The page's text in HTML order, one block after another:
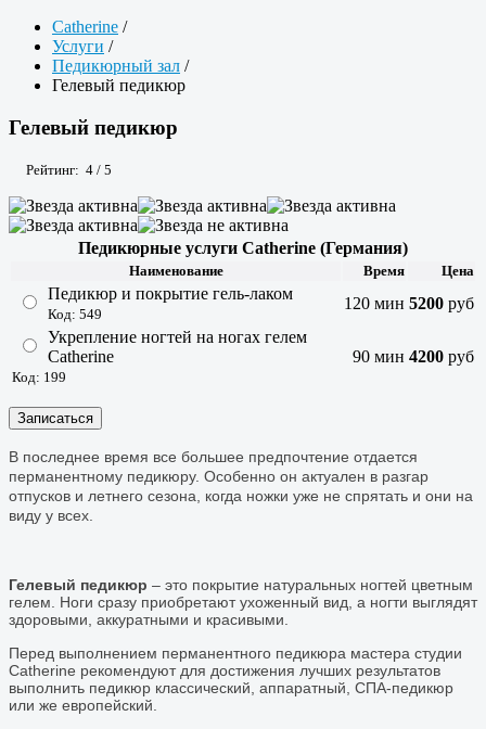
Catherine /
Услуги /
Педикюрный зал /
Гелевый педикюр
Гелевый педикюр
Рейтинг: 4 / 5
Педикюрные услуги Catherine (Германия)
Наименование Время Цена
Педикюр и покрытие гель-лаком
Код: 549
120 мин 5200 руб
Укрепление ногтей на ногах гелем
Catherine
Код: 199
90 мин 4200 руб
Записаться
В последнее время все большее предпочтение отдается
перманентному педикюру. Особенно он актуален в разгар
отпусков и летнего сезона, когда ножки уже не спрятать и они на
виду у всех.
Гелевый педикюр – это покрытие натуральных ногтей цветным
гелем. Ноги сразу приобретают ухоженный вид, а ногти выглядят
здоровыми, аккуратными и красивыми.
Перед выполнением перманентного педикюра мастера студии
Catherine рекомендуют для достижения лучших результатов
выполнить педикюр классический, аппаратный, СПА-педикюр
или же европейский.